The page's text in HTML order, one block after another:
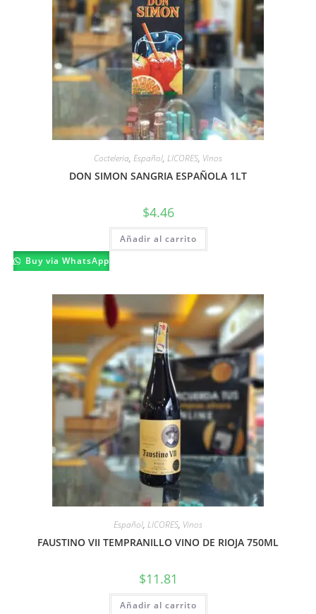
Cocteleria, Español, LICORES, Vinos
DON SIMON SANGRIA ESPAÑOLA 1LT
$4.46
Añadir al carrito
Buy via WhatsApp
Español, LICORES, Vinos
FAUSTINO VII TEMPRANILLO VINO DE RIOJA 750ML
$11.81
Añadir al carrito